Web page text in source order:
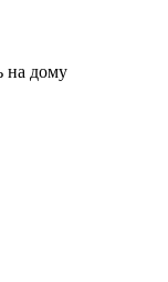
на дому